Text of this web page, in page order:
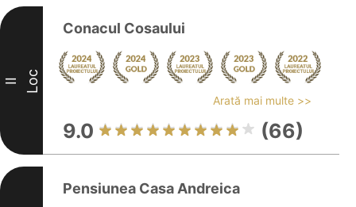
II Loc
Conacul Cosaului
Arată mai multe >>
9.0 (66)
Pensiunea Casa Andreica